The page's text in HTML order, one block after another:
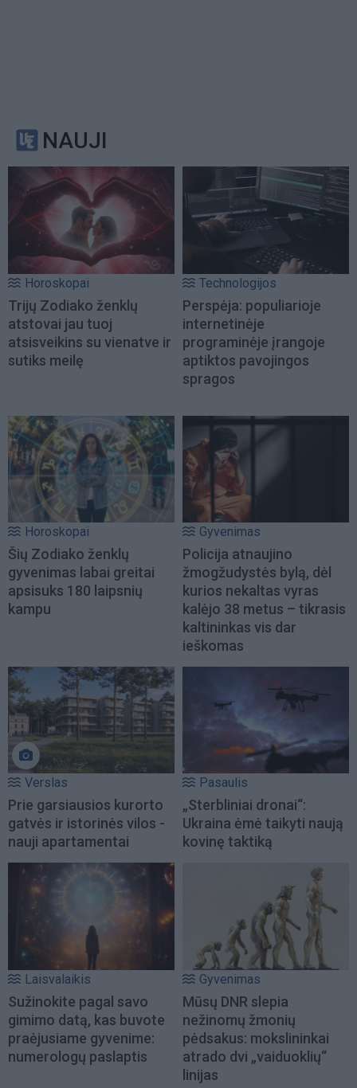
NAUJI
Horoskopai
Trijų Zodiako ženklų
atstovai jau tuoj
atsisveikins su vienatve ir
sutiks meilę
Technologijos
Perspėja: populiarioje
internetinėje
programinėje įrangoje
aptiktos pavojingos
spragos
Horoskopai
Šių Zodiako ženklų
gyvenimas labai greitai
apsisuks 180 laipsnių
kampu
Gyvenimas
Policija atnaujino
žmogžudystės bylą, dėl
kurios nekaltas vyras
kalėjo 38 metus – tikrasis
kaltininkas vis dar
ieškomas
Verslas
Prie garsiausios kurorto
gatvės ir istorinės vilos -
nauji apartamentai
Pasaulis
„Sterbliniai dronai“:
Ukraina ėmė taikyti naują
kovinę taktiką
Laisvalaikis
Sužinokite pagal savo
gimimo datą, kas buvote
praėjusiame gyvenime:
numerologų paslaptis
Gyvenimas
Mūsų DNR slepia
nežinomų žmonių
pėdsakus: mokslininkai
atrado dvi „vaiduoklių“
linijas